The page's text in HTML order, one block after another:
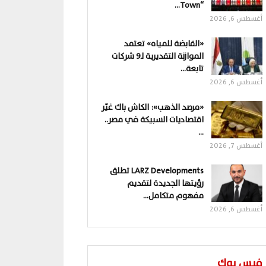
“Town…
أغسطس 6, 2026
«القابضة للمياه» تعتمد
الموازنة التقديرية لـ9 شركات
تابعة…
أغسطس 6, 2026
«مرصد الذهب»: الكاش باك غيّر
اقتصاديات السبيكة في مصر..
…
أغسطس 7, 2026
LARZ Developments تطلق
رؤيتها الجديدة لتقديم
مفهوم متكامل…
أغسطس 6, 2026